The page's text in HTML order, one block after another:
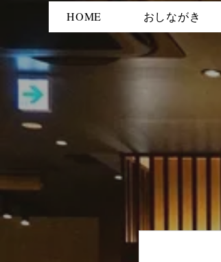
HOME おしながき